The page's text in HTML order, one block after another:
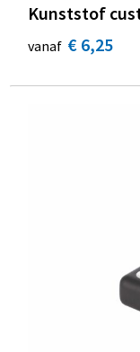
Kunststof
vanaf € 6,25